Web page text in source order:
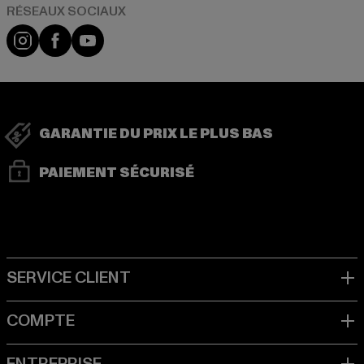
Visit our Instagram page:
Visit our Facebook page:
Visit our YouTube channel:
GARANTIE DU PRIX LE PLUS BAS
PAIEMENT SÉCURISÉ